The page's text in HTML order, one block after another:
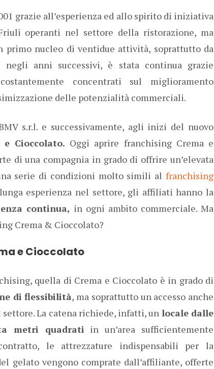
grazie all’esperienza ed allo spirito di iniziativa
operanti nel settore della ristorazione, ma
primo nucleo di ventidue attività, soprattutto da
negli anni successivi, è stata continua grazie
concentrati sul miglioramento
delle potenzialità commerciali.
s.r.l. e successivamente, agli inizi del nuovo
Cioccolato. Oggi aprire franchising Crema e
di una compagnia in grado di offrire un’elevata
serie di condizioni molto simili al franchising
esperienza nel settore, gli affiliati hanno la
continua, in ogni ambito commerciale. Ma
Crema & Cioccolato?
e Cioccolato
quella di Crema e Cioccolato è in grado di
di flessibilità, ma soprattutto un accesso anche
La catena richiede, infatti, un locale dalle
metri quadrati in un’area sufficientemente
le attrezzature indispensabili per la
gelato vengono comprate dall’affiliante, offerte